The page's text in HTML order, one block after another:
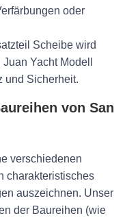
oder
Scheibe wird
Yacht Modell
und Sicherheit.
von San
verschiedenen
charakteristisches
auszeichnen. Unser
der Baureihen (wie